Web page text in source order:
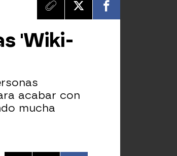
'Wiki-
acabar con
mucha